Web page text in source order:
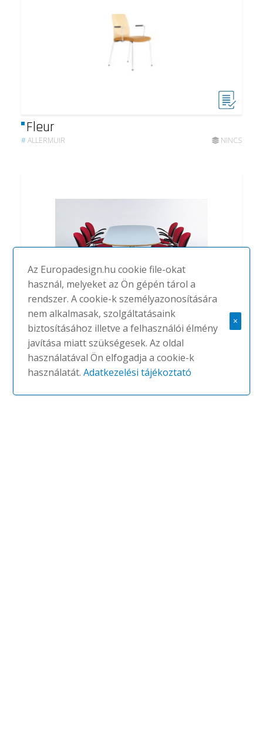
Fleur
#ALLERMUIR NINCS
Conference Tables
#ALLERMUIR
Az Europadesign.hu cookie file-okat
használ, melyeket az Ön gépén tárol a
rendszer. A cookie-k személyazonosítására
nem alkalmasak, szolgáltatásaink
biztosításához illetve a felhasználói élmény
javítása miatt szükségesek. Az oldal
használatával Ön elfogadja a cookie-k
használatát.Adatkezelési tájékoztató
×